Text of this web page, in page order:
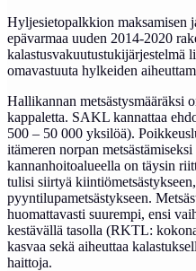
Hyljesietopalkkion maksamisen
epävarmaa uuden 2014-2020
kalastusvakuutustukijärjestelmä
omavastuuta hylkeiden
Hallikannan metsästysmääräksi
kappaletta. SAKL kannattaa
500 – 50 000 yksilöä).
itämeren norpan
kannanhoitoalueella on täysin
tulisi siirtyä
pyyntilupametsästykseen.
huomattavasti suurempi, ensi
kestävällä tasolla (RKTL:
kasvaa sekä aiheuttaa
haittoja.